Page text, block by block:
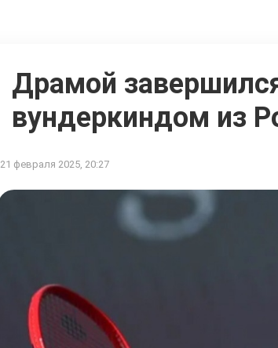
Драмой
вундеркиндом из
21 февраля 2025, 20:27